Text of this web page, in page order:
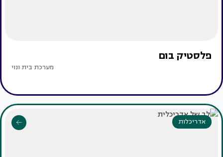
פלסטיק בום
מערכת בית ונוי
אדריכלות